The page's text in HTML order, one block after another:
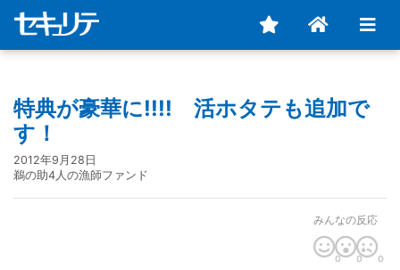
特典が豪華に!!!! 活ホタテも追加で
す！
2012年9月28日
鵜の助4人の漁師ファンド
みんなの反応
0 0 0